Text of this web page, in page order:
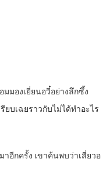
มองเยี่ยนอวี๋อย่างลึกซึ้ง
บเฉยราวกับไม่ได้ทำอะไร
อีกครั้ง เขาค้นพบว่าเสี่ยวอ